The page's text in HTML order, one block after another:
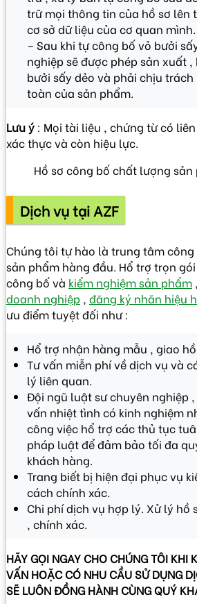
trữ mọi thông tin của hồ sơ lên
cơ sở dữ liệu của cơ quan mình.
– Sau khi tự công bố vỏ bưởi
nghiệp sẽ được phép sản xuất
bưởi sấy dẻo và phải chịu trách
toàn của sản phẩm.
Lưu ý : Mọi tài liệu , chứng từ có
xác thực và còn hiệu lực.
Hồ sơ công bố chất lượng sản
Dịch vụ tại AZF
Chúng tôi tự hào là trung tâm
sản phẩm hàng đầu. Hổ trợ trọn
công bố và kiểm nghiệm sản phẩm ,
doanh nghiệp , đăng ký nhãn hiệu
ưu điểm tuyệt đối như :
Hổ trợ nhận hàng mẫu , giao
Tư vấn miễn phí về dịch vụ và
lý liên quan.
Đội ngũ luật sư chuyên nghiệp
vấn nhiệt tình có kinh nghiệm
công việc hổ trợ các thủ tục
pháp luật để đảm bảo tối đa
khách hàng.
Trang biết bị hiện đại phục vụ
cách chính xác.
Chi phí dịch vụ hợp lý. Xử lý hồ
, chính xác.
HÃY GỌI NGAY CHO CHÚNG TÔI KHI
VẤN HOẶC CÓ NHU CẦU SỬ DỤNG
SẼ LUÔN ĐỒNG HÀNH CÙNG QUÝ